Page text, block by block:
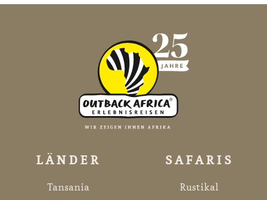
LÄNDER
Tansania
SAFARIS
Rustikal